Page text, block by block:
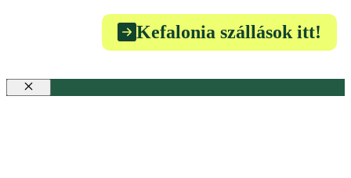
Kefalonia szállások itt!
Bezár